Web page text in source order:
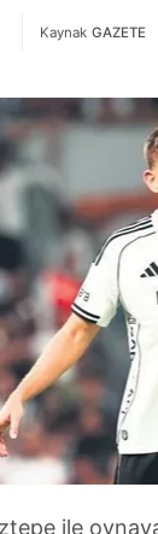
Kaynak GAZETE
ile